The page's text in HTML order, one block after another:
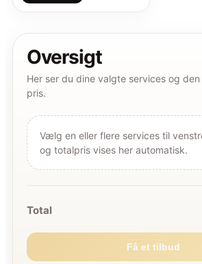
Oversigt
Her ser du dine valgte services og
pris.
Vælg en eller flere services til
og totalpris vises her automatisk.
Total
Få et tilbud